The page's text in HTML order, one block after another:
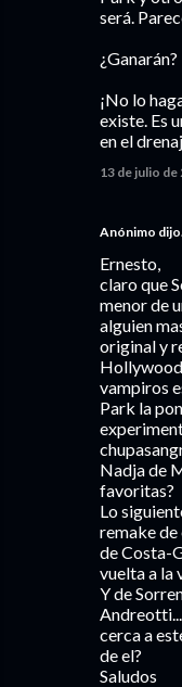
será.
¿Ganarán?
¡No lo
existe. Es
en el
13 de julio de
Anónimo
Ernesto,
claro que
menor de
alguien
original y
vampiros
Park la
Nadja de
favoritas?
Lo
remake de
de Costa-
vuelta a la
Y de
cerca a
de el?
Saludos